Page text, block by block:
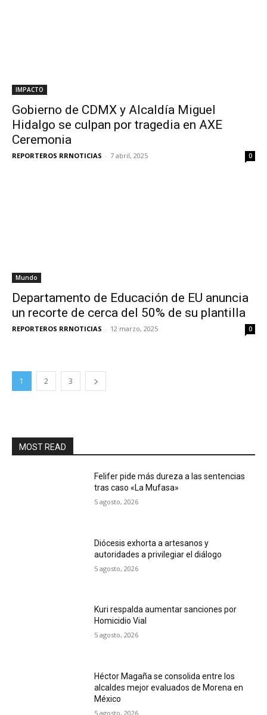
IMPACTO
Gobierno de CDMX y Alcaldía Miguel
Hidalgo se culpan por tragedia en AXE
Ceremonia
REPORTEROS RRNOTICIAS - 7 abril, 2025 0
Mundo
Departamento de Educación de EU anuncia
un recorte de cerca del 50% de su plantilla
REPORTEROS RRNOTICIAS - 12 marzo, 2025 0
1 2 3
MOST READ
Felifer pide más dureza a las sentencias
tras caso «La Mufasa»
5 agosto, 2026
Diócesis exhorta a artesanos y
autoridades a privilegiar el diálogo
5 agosto, 2026
Kuri respalda aumentar sanciones por
Homicidio Vial
5 agosto, 2026
Héctor Magaña se consolida entre los
alcaldes mejor evaluados de Morena en
México
5 agosto, 2026